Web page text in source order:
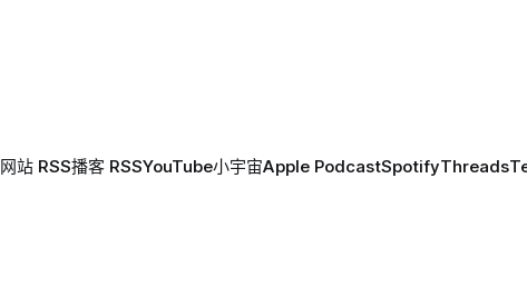
网站 RSS播客 RSSYouTube小宇宙Apple PodcastSpotifyThreads